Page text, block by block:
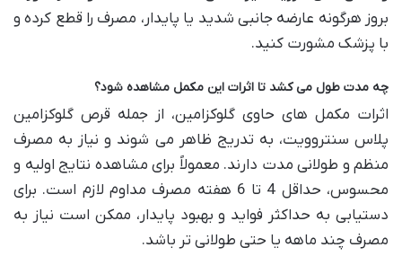
بروز هرگونه عارضه جانبی شدید یا پایدار، مصرف را قطع کرده و
با پزشک مشورت کنید.
چه مدت طول می کشد تا اثرات این مکمل مشاهده شود؟
اثرات مکمل های حاوی گلوکزامین، از جمله قرص گلوکزامین
پلاس سنتروویت، به تدریج ظاهر می شوند و نیاز به مصرف
منظم و طولانی مدت دارند. معمولاً برای مشاهده نتایج اولیه و
محسوس، حداقل 4 تا 6 هفته مصرف مداوم لازم است. برای
دستیابی به حداکثر فواید و بهبود پایدار، ممکن است نیاز به
مصرف چند ماهه یا حتی طولانی تر باشد.